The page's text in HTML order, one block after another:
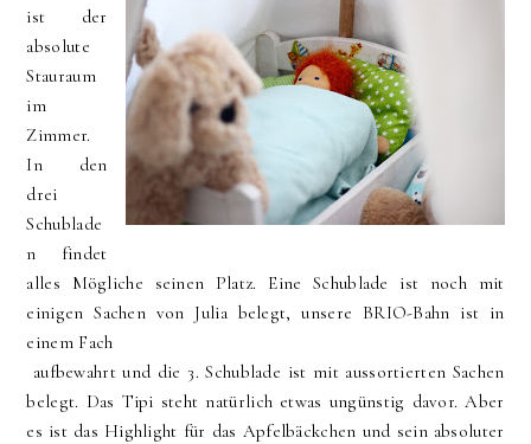
ist der
absolute
Stauraum
im
Zimmer.
In den
drei
Schublade
n findet
alles Mögliche seinen Platz. Eine Schublade ist noch mit
einigen Sachen von Julia belegt, unsere BRIO-Bahn ist in
einem Fach
aufbewahrt und die 3. Schublade ist mit aussortierten Sachen
belegt. Das Tipi steht natürlich etwas ungünstig davor. Aber
es ist das Highlight für das Apfelbäckchen und sein absoluter